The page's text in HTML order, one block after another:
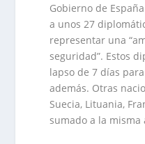
Gobierno de
a unos 27
representar una
seguridad”. Estos
lapso de 7 días
además. Otras
Suecia, Lituania,
sumado a la misma